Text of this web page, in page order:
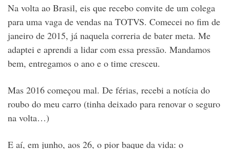
Na volta ao Brasil, eis que recebo convite de um colega
para uma vaga de vendas na TOTVS. Comecei no fim de
janeiro de 2015, já naquela correria de bater meta. Me
adaptei e aprendi a lidar com essa pressão. Mandamos
bem, entregamos o ano e o time cresceu.
Mas 2016 começou mal. De férias, recebi a notícia do
roubo do meu carro (tinha deixado para renovar o seguro
na volta…)
E aí, em junho, aos 26, o pior baque da vida: o